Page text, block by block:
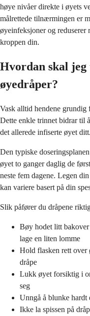
høye nivåer direkte i øyets
målrettede tilnærmingen er
øyeinfeksjoner og
kroppen din.
Hvordan skal
øyedråper?
Vask alltid hendene grundig
Dette enkle trinnet bidrar til
det allerede infiserte øyet ditt.
Den typiske
øyet to ganger daglig de
neste fem dagene. Legen
kan variere basert på din
Slik påfører du dråpene
Bøy hodet litt
lage en liten lomme
Hold flasken rett over
dråpe
Lukk øyet forsiktig i
seg
Unngå å blunke hardt
Ikke la spissen på